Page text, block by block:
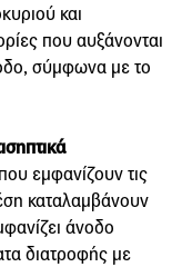
και
που αυξάνονται
σύμφωνα με το
εμφανίζουν τις
καταλαμβάνουν
άνοδο
διατροφής με